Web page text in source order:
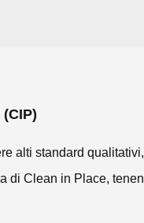
alti standard
di Clean in Place,